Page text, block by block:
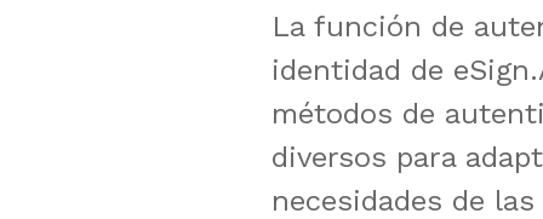
La función de
identidad de
métodos de
diversos para
necesidades de